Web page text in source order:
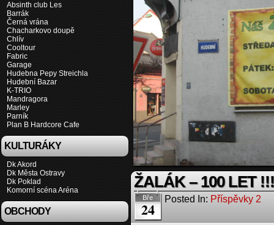
Absinth club Les
Barrák
Černá vrána
Chacharkovo doupě
Chlív
Cooltour
Fabric
Garage
Hudebna Pepy Streichla
Hudební Bazar
K-TRIO
Mandragora
Marley
Parník
Plan B Hardcore Cafe
KULTURÁKY
Dk Akord
Dk Města Ostravy
Dk Poklad
Komorní scéna Aréna
OBCHODY
ŽALÁK – 100 LET !!!
Bře
24
Posted In: Příspěvky 2